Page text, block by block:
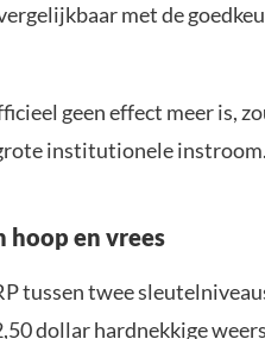
met de
geen effect meer is,
institutionele instroom.
hoop en vrees
tussen twee
dollar hardnekkige